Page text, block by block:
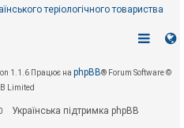
теріологічного товариства
1.1.6 Працює на phpBB® Forum Software ©
Limited
Українська підтримка phpBB